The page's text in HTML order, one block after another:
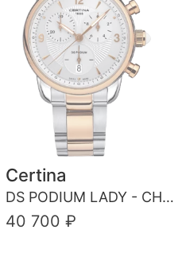
Certina
DS PODIUM LADY - CHRONOGRAPH
40 700 ₽